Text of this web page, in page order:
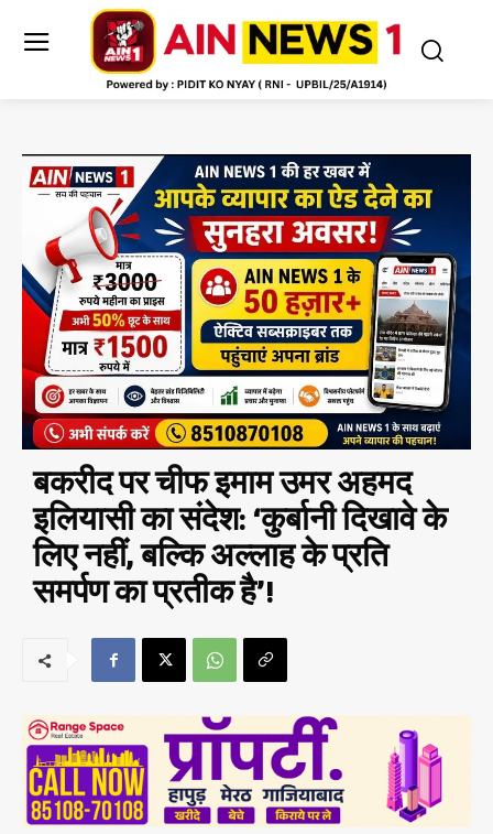
बकरीद पर चीफ इमाम उमर अहमद
इलियासी का संदेश: ‘कुर्बानी दिखावे के
लिए नहीं, बल्कि अल्लाह के प्रति
समर्पण का प्रतीक है’!